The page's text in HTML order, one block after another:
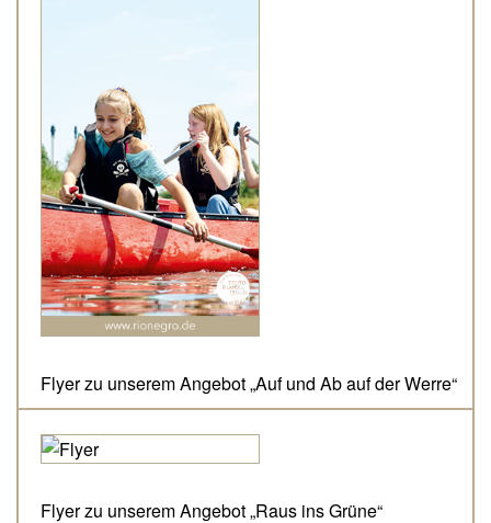
Flyer zu unserem Angebot „Auf und Ab auf der Werre“
Flyer zu unserem Angebot „Raus ins Grüne“